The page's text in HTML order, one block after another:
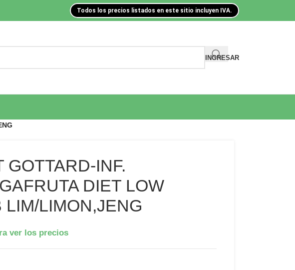
Todos los precios listados en este sitio incluyen IVA.
INGRESAR
GOTTARD-INF.
DIET LOW
LIM/LIMON,JENG
ver los precios